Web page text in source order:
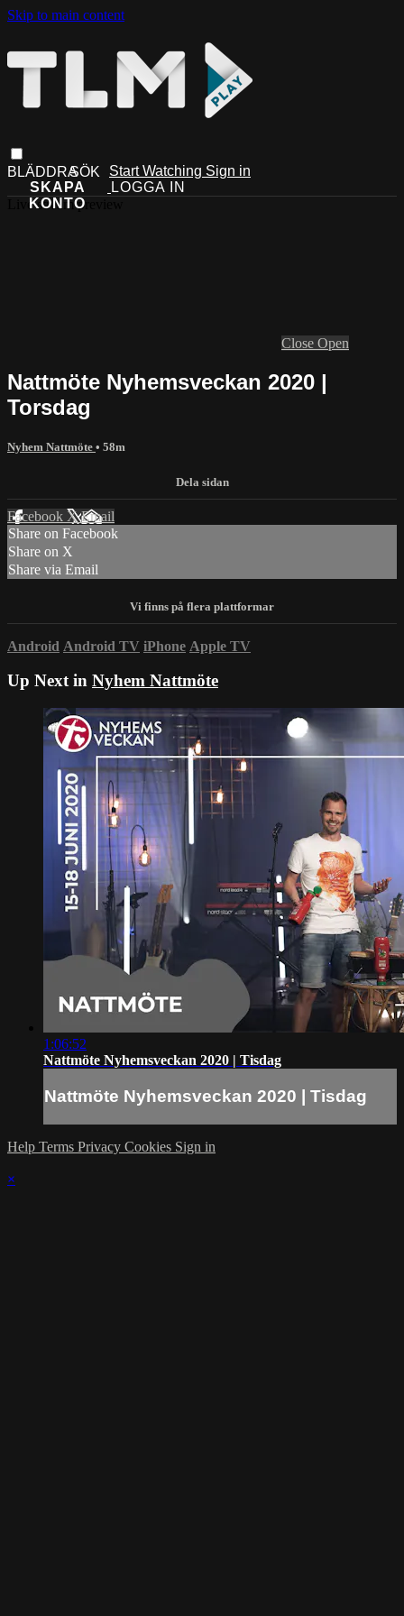
Skip to main content
Start Watching Sign in
Live stream preview
Close Open
Nattmöte Nyhemsveckan 2020 |
Torsdag
Nyhem Nattmöte • 58m
Facebook XEmail
Share on Facebook
Share on X
Share via Email
Android Android TV iPhone Apple TV
Up Next in Nyhem Nattmöte
1:06:52
Nattmöte Nyhemsveckan 2020 | Tisdag
Nattmöte Nyhemsveckan 2020 | Tisdag
Help Terms Privacy Cookies Sign in
×